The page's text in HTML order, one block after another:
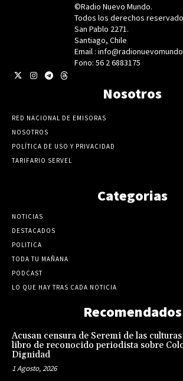
©Radio Nuevo Mundo.
Todos los derechos
San Pablo 2271.
Santiago, Chile
Email :
Fono: 56 2 6883175
Nosotros
RED NACIONAL DE EMISORAS
NOSOTROS
POLÍTICA DE USO Y PRIVACIDAD
TARIFARIO SERVEL
Categorias
NOTICIAS
DESTACADOS
POLITICA
TODA TU MAÑANA
PODCAST
LO QUE HAY TRAS CADA NOTICIA
Recomendados
Acusan censura de Seremi de las
libro de reconocido periodista sobre
Dignidad
1 Agosto, 2026